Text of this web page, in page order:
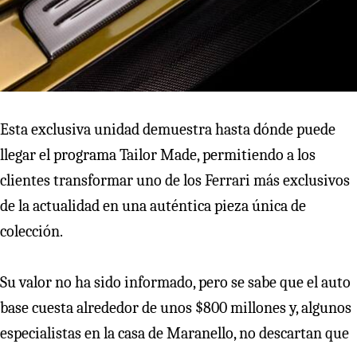
Esta exclusiva unidad demuestra hasta dónde puede
llegar el programa Tailor Made, permitiendo a los
clientes transformar uno de los Ferrari más exclusivos
de la actualidad en una auténtica pieza única de
colección.
Su valor no ha sido informado, pero se sabe que el auto
base cuesta alrededor de unos $800 millones y, algunos
especialistas en la casa de Maranello, no descartan que